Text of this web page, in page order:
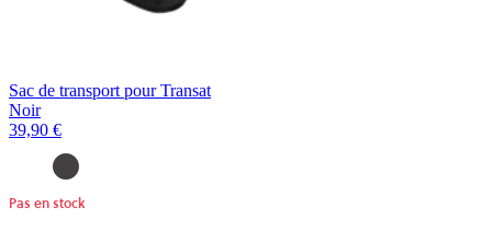
Sac de transport pour Transat
Noir
39,90 €
Pas en stock